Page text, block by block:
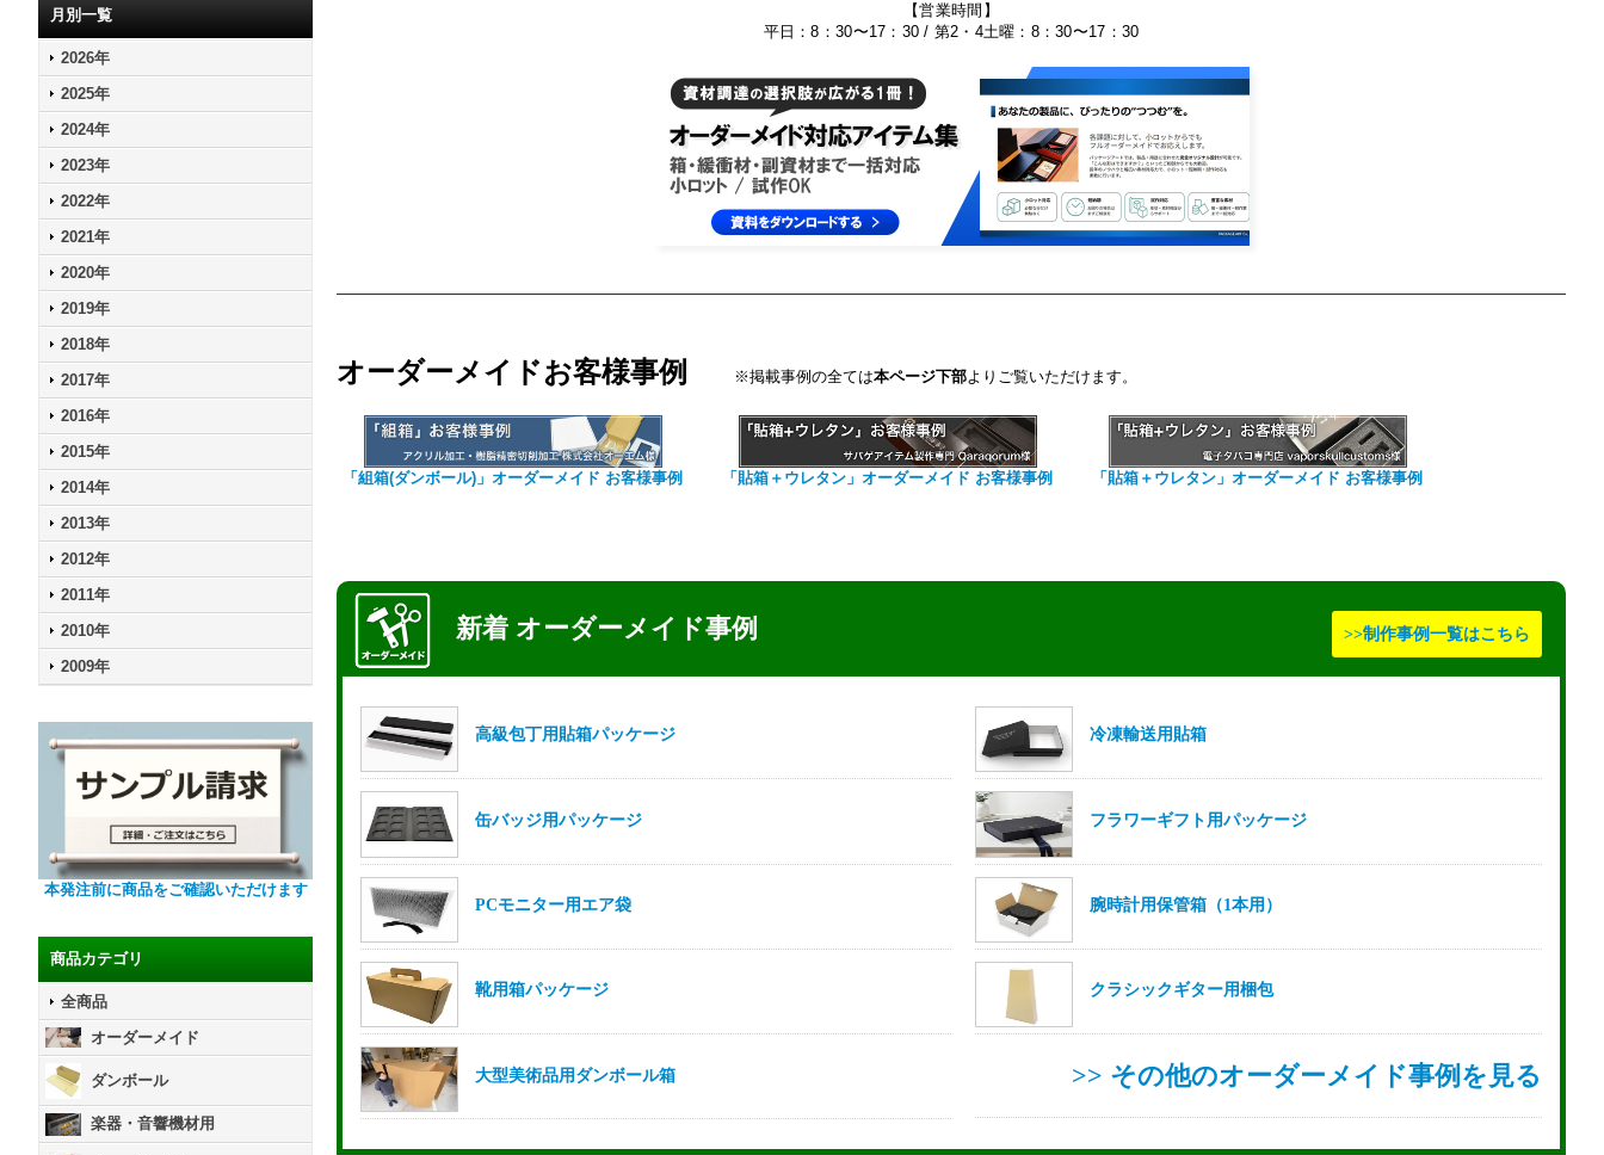
月別一覧
2026年
2025年
2024年
2023年
2022年
2021年
2020年
2019年
2018年
2017年
2016年
2015年
2014年
2013年
2012年
2011年
2010年
2009年
本発注前に商品をご確認いただけます
商品カテゴリ
全商品
オーダーメイド
ダンボール
楽器・音響機材用
【営業時間】
平日：8：30〜17：30 / 第2・4土曜：8：30〜17：30
オーダーメイドお客様事例 ※掲載事例の全ては本ページ下部よりご覧いただけます。
「組箱(ダンボール)」オーダーメイド お客様事例 「貼箱＋ウレタン」オーダーメイド お客様事例 「貼箱＋ウレタン」オーダーメイド お客様事例